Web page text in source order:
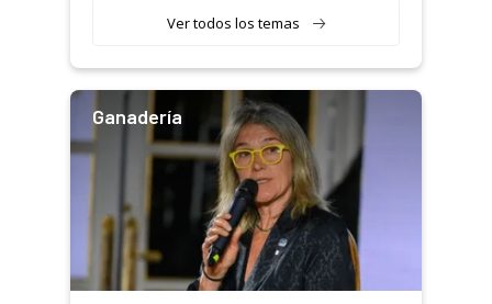
variedades que marcan un
salto tecnológico en genética y
Ver todos los temas
Ganadería